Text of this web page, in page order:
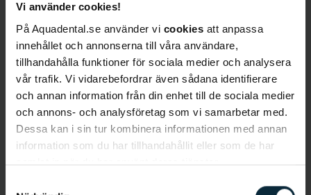
Vi använder cookies!
På Aquadental.se använder vi cookies att anpassa
innehållet och annonserna till våra användare,
tillhandahålla funktioner för sociala medier och analysera
vår trafik. Vi vidarebefordrar även sådana identifierare
och annan information från din enhet till de sociala medier
och annons- och analysföretag som vi samarbetar med.
Dessa kan i sin tur kombinera informationen med annan
information som du har tillhandahållit eller som de har
samlat in när du har använt deras tjänster.
implantatbehandling, kirurgi, extraktioner,
protetik, lagningar
Sofie Windstedt är tandläkare och klinikchef på
kliniken i Åre. Hon studerade och tog sin examen
med inriktning mot parodontologi från Malmö